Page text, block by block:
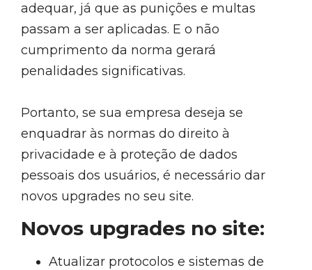
adequar, já que as punições e multas
passam a ser aplicadas. E o não
cumprimento da norma gerará
penalidades significativas.
Portanto, se sua empresa deseja se
enquadrar às normas do direito à
privacidade e à proteção de dados
pessoais dos usuários, é necessário dar
novos upgrades no seu site.
Novos upgrades no site:
Atualizar protocolos e sistemas de